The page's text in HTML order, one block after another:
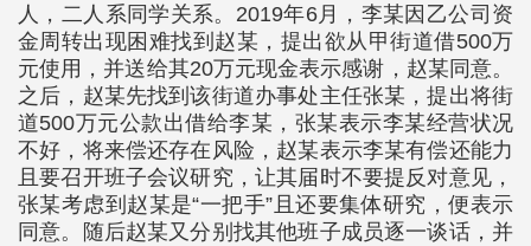
人，二人系同学关系。2019年6月，李某因乙公司资
金周转出现困难找到赵某，提出欲从甲街道借500万
元使用，并送给其20万元现金表示感谢，赵某同意。
之后，赵某先找到该街道办事处主任张某，提出将街
道500万元公款出借给李某，张某表示李某经营状况
不好，将来偿还存在风险，赵某表示李某有偿还能力
且要召开班子会议研究，让其届时不要提反对意见，
张某考虑到赵某是“一把手”且还要集体研究，便表示
同意。随后赵某又分别找其他班子成员逐一谈话，并